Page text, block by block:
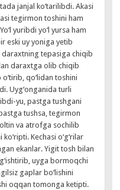
janjal ko‘tarilibdi. Akasi
tegirmon toshini ham
yuribdi yo‘l yursa ham
eski uy yoniga yetib
daraxtning tepasiga chiqib
daraxtga olib chiqib
qo‘lidan toshini
Uyg‘onganida turli
yu, pastga tushgani
tushsa, tegirmon
va atrofga sochilib
Kechasi o‘g‘rilar
ekanlar. Yigit tosh bilan
uyga bormoqchi
gaplar bo‘lishini
oqqan tomonga ketipti.